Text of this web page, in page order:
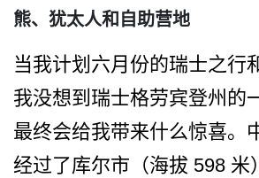
熊、犹太人和自助营地
当我计划六月份的瑞士之行
我没想到瑞士格劳宾登州的
最终会给我带来什么惊喜。
经过了库­尔市（海拔 598 米